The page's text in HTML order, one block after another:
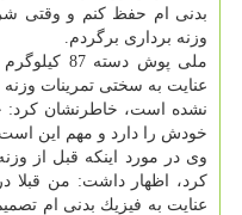
بدنی ام حفظ كنم و وقتی
وزنه برداری برگردم.
ملی پوش
عنایت به سختی تمرینات
نشده است، خاطرنشان كرد:
خودش را دارد و مهم این است
وی در مورد اینكه قبل از
كرد، اظهار داشت: من قبلا
عنایت به فیزیك بدنی ام